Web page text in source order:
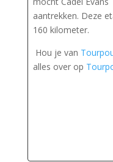
aantrekken. Deze
160 kilometer.
Hou je van
alles over op